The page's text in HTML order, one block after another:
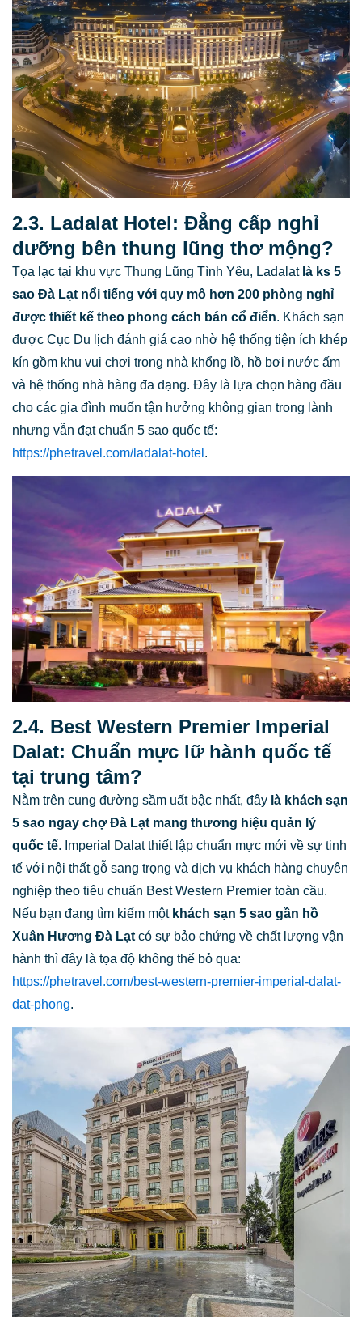
2.3. Ladalat Hotel: Đẳng cấp nghỉ
dưỡng bên thung lũng thơ mộng?
Tọa lạc tại khu vực Thung Lũng Tình Yêu, Ladalat là ks 5
sao Đà Lạt nổi tiếng với quy mô hơn 200 phòng nghỉ
được thiết kế theo phong cách bán cổ điển. Khách sạn
được Cục Du lịch đánh giá cao nhờ hệ thống tiện ích khép
kín gồm khu vui chơi trong nhà khổng lồ, hồ bơi nước ấm
và hệ thống nhà hàng đa dạng. Đây là lựa chọn hàng đầu
cho các gia đình muốn tận hưởng không gian trong lành
nhưng vẫn đạt chuẩn 5 sao quốc tế:
https://phetravel.com/ladalat-hotel .
2.4. Best Western Premier Imperial
Dalat: Chuẩn mực lữ hành quốc tế
tại trung tâm?
Nằm trên cung đường sầm uất bậc nhất, đây là khách sạn
5 sao ngay chợ Đà Lạt mang thương hiệu quản lý
quốc tế. Imperial Dalat thiết lập chuẩn mực mới về sự tinh
tế với nội thất gỗ sang trọng và dịch vụ khách hàng chuyên
nghiệp theo tiêu chuẩn Best Western Premier toàn cầu.
Nếu bạn đang tìm kiếm một khách sạn 5 sao gần hồ
Xuân Hương Đà Lạt có sự bảo chứng về chất lượng vận
hành thì đây là tọa độ không thể bỏ qua:
https://phetravel.com/best-western-premier-imperial-dalat-
dat-phong.